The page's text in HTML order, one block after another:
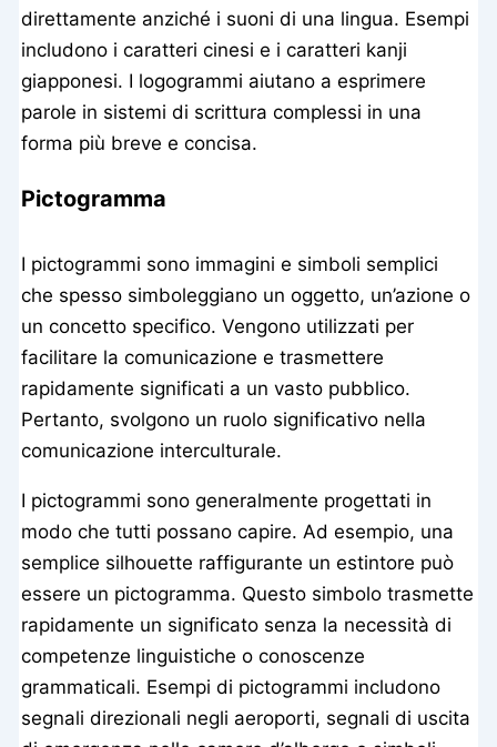
direttamente anziché i suoni di una lingua. Esempi
includono i caratteri cinesi e i caratteri kanji
giapponesi. I logogrammi aiutano a esprimere
parole in sistemi di scrittura complessi in una
forma più breve e concisa.
Pictogramma
I pictogrammi sono immagini e simboli semplici
che spesso simboleggiano un oggetto, un’azione o
un concetto specifico. Vengono utilizzati per
facilitare la comunicazione e trasmettere
rapidamente significati a un vasto pubblico.
Pertanto, svolgono un ruolo significativo nella
comunicazione interculturale.
I pictogrammi sono generalmente progettati in
modo che tutti possano capire. Ad esempio, una
semplice silhouette raffigurante un estintore può
essere un pictogramma. Questo simbolo trasmette
rapidamente un significato senza la necessità di
competenze linguistiche o conoscenze
grammaticali. Esempi di pictogrammi includono
segnali direzionali negli aeroporti, segnali di uscita